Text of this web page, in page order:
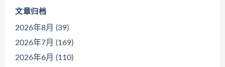
文章归档
2026年8月 (39)
2026年7月 (169)
2026年6月 (110)